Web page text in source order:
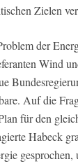
Zielen
der
Wind
Auf die
für den
Habeck
gesprochen,